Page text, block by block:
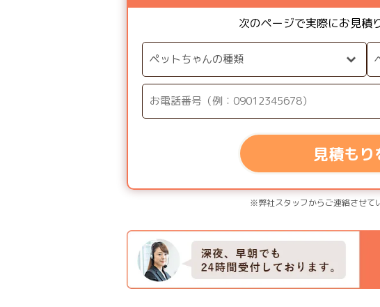
次のページで実際にお見積
見積もり
※弊社スタッフからご連絡させて